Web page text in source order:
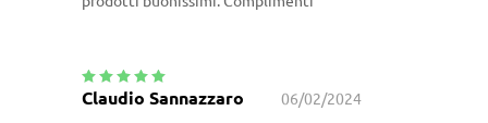
Valutato 5su
Claudio Sannazzaro 06/02/2024